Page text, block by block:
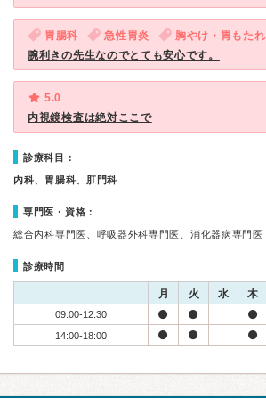
胃腸科 急性胃炎 胸やけ・胃もたれ
腕利きの先生なのでとても安心です。
5.0
内視鏡検査は絶対ここで
診療科目：
内科、胃腸科、肛門科
専門医・資格：
総合内科専門医、呼吸器外科専門医、消化器病専門医
診療時間
月 火 水 木
09:00-12:30
14:00-18:00